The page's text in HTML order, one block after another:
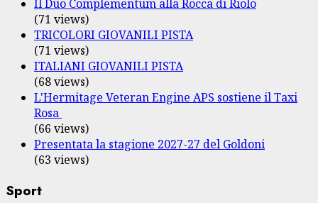
Il Duo Complementum alla Rocca di Riolo
(71 views)
TRICOLORI GIOVANILI PISTA
(71 views)
ITALIANI GIOVANILI PISTA
(68 views)
L'Hermitage Veteran Engine APS sostiene il Taxi
Rosa
(66 views)
Presentata la stagione 2027-27 del Goldoni
(63 views)
Sport